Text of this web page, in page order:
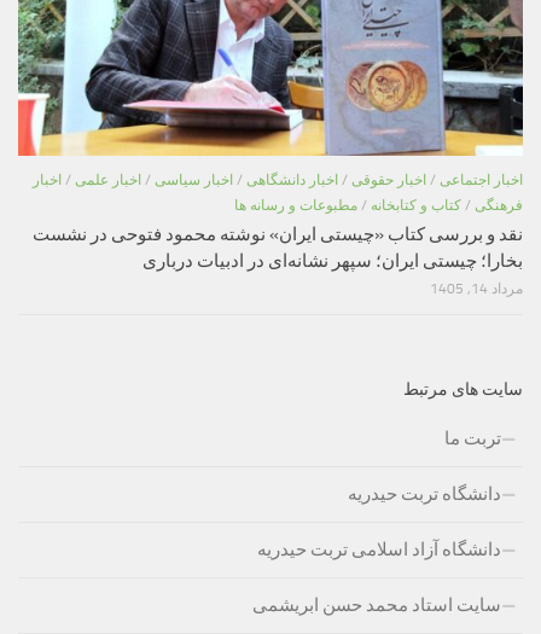
اخبار اجتماعی / اخبار حقوقی / اخبار دانشگاهی / اخبار سیاسی / اخبار علمی / اخبار
فرهنگی / کتاب و کتابخانه / مطبوعات و رسانه ها
نقد و بررسی کتاب «چیستی ایران» نوشته محمود فتوحی در نشست
بخارا؛ چیستی ایران؛ سپهر نشانه‌ای در ادبیات درباری
مرداد 14, 1405
سایت های مرتبط
تربت ما
دانشگاه تربت حیدریه
دانشگاه آزاد اسلامی تربت حیدریه
سایت استاد محمد حسن ابریشمی